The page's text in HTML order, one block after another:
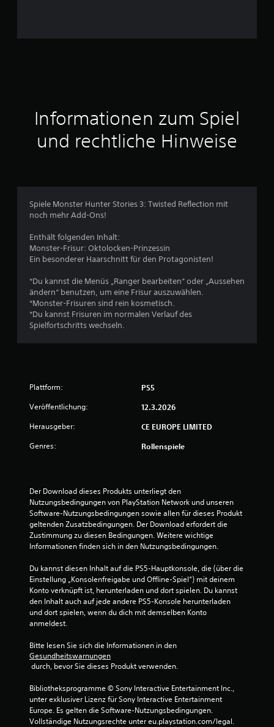
e
u
s
1
t
Informationen zum Spiel
und rechtliche Hinweise
Spiele Monster Hunter Stories 3: Twisted Reflection mit
noch mehr Add-Ons!
Enthält folgenden Inhalt:
Monster-Frisur: Oktolocken-Prinzessin
Ein besonderer Haarschnitt für den Protagonisten!
*Du kannst die Menüs „Ranger bearbeiten“ oder „Aussehen
ändern“ benutzen, um eine Frisur auszuwählen.
*Monster-Frisuren sind rein kosmetisch.
*Du kannst Frisuren im normalen Verlauf des
Spielfortschritts wechseln.
Plattform: PS5
Veröffentlichung: 12.3.2026
Herausgeber: CE EUROPE LIMITED
Genres: Rollenspiele
Der Download dieses Produkts unterliegt den
Nutzungsbedingungen von PlayStation Network und unseren
Software-Nutzungsbedingungen sowie allen für dieses Produkt
geltenden Zusatzbedingungen. Der Download erfordert die
Zustimmung zu diesen Bedingungen. Weitere wichtige
Informationen finden sich in den Nutzungsbedingungen.
Du kannst diesen Inhalt auf die PS5-Hauptkonsole, die (über die
Einstellung „Konsolenfreigabe und Offline-Spiel“) mit deinem
Konto verknüpft ist, herunterladen und dort spielen. Du kannst
den Inhalt auch auf jede andere PS5-Konsole herunterladen
und dort spielen, wenn du dich mit demselben Konto
anmeldest.
Bitte lesen Sie sich die Informationen in den
Gesundheitswarnungen
durch, bevor Sie dieses Produkt verwenden.
Bibliotheksprogramme © Sony Interactive Entertainment Inc.,
unter exklusiver Lizenz für Sony Interactive Entertainment
Europe. Es gelten die Software-Nutzungsbedingungen.
Vollständige Nutzungsrechte unter eu.playstation.com/legal.